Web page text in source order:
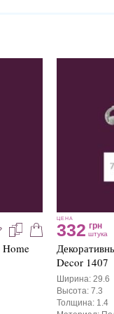
Home
ЦЕНА
332 грн
штука
Decor 1407
Ширина: 29.6
Высота: 7.3
Толщина: 1.4